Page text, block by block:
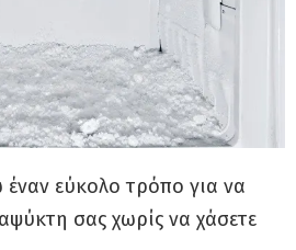
εύκολο τρόπο για να
σας χωρίς να χάσετε